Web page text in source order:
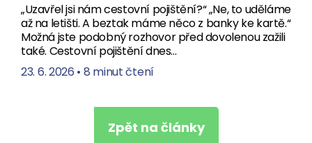
„Uzavřel jsi nám cestovní pojištění?“ „Ne, to uděláme
až na letišti. A beztak máme něco z banky ke kartě.“
Možná jste podobný rozhovor před dovolenou zažili
také. Cestovní pojištění dnes…
23. 6. 2026 • 8 minut čtení
Zpět na články